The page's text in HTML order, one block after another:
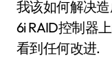
我该如何解决
6i RAID控制器
看到任何改进.